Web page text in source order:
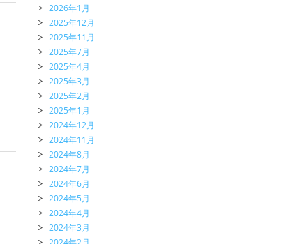
2026年1月
2025年12月
2025年11月
2025年7月
2025年4月
2025年3月
2025年2月
2025年1月
2024年12月
2024年11月
2024年8月
2024年7月
2024年6月
2024年5月
2024年4月
2024年3月